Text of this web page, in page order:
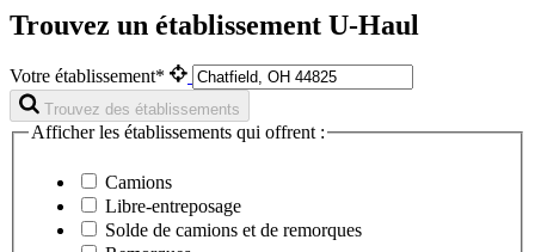
Trouvez un établissement U-Haul
Votre établissement*
Trouvez des établissements
Afficher les établissements qui offrent :
Camions
Libre-entreposage
Solde de camions et de remorques